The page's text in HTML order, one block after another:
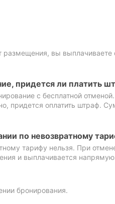
размещения, вы
придется ли платить
с бесплатной
придется оплатить штраф.
по невозвратному
тарифу нельзя. При
и выплачивается
бронирования.